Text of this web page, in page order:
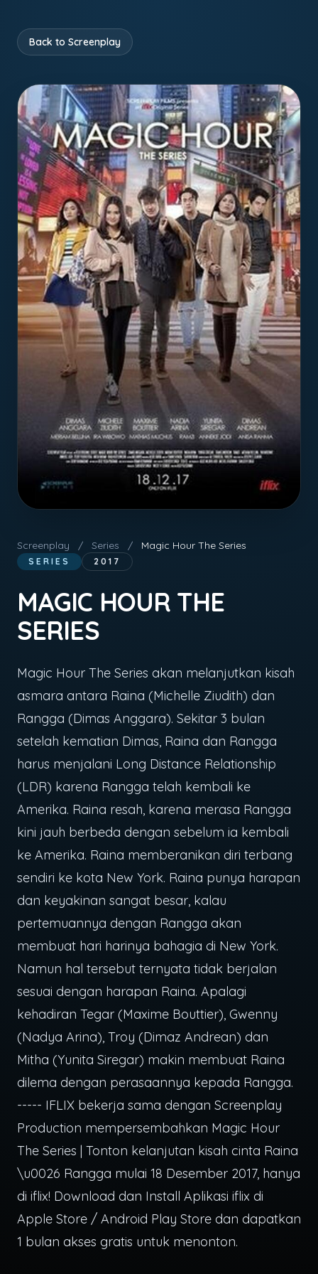
Back to Screenplay
Screenplay / Series / Magic Hour The Series
SERIES 2017
MAGIC HOUR THE
SERIES
Magic Hour The Series akan melanjutkan kisah
asmara antara Raina (Michelle Ziudith) dan
Rangga (Dimas Anggara). Sekitar 3 bulan
setelah kematian Dimas, Raina dan Rangga
harus menjalani Long Distance Relationship
(LDR) karena Rangga telah kembali ke
Amerika. Raina resah, karena merasa Rangga
kini jauh berbeda dengan sebelum ia kembali
ke Amerika. Raina memberanikan diri terbang
sendiri ke kota New York. Raina punya harapan
dan keyakinan sangat besar, kalau
pertemuannya dengan Rangga akan
membuat hari harinya bahagia di New York.
Namun hal tersebut ternyata tidak berjalan
sesuai dengan harapan Raina. Apalagi
kehadiran Tegar (Maxime Bouttier), Gwenny
(Nadya Arina), Troy (Dimaz Andrean) dan
Mitha (Yunita Siregar) makin membuat Raina
dilema dengan perasaannya kepada Rangga.
----- IFLIX bekerja sama dengan Screenplay
Production mempersembahkan Magic Hour
The Series | Tonton kelanjutan kisah cinta Raina
\u0026 Rangga mulai 18 Desember 2017, hanya
di iflix! Download dan Install Aplikasi iflix di
Apple Store / Android Play Store dan dapatkan
1 bulan akses gratis untuk menonton.